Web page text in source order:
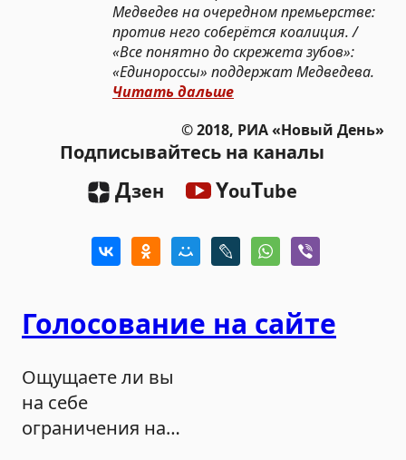
Медведев на очередном премьерстве:
против него соберётся коалиция. /
«Все понятно до скрежета зубов»:
«Единороссы» поддержат Медведева.
Читать дальше
© 2018, РИА «Новый День»
Подписывайтесь на каналы
Дзен YouTube
Голосование на сайте
Ощущаете ли вы
на себе
ограничения на